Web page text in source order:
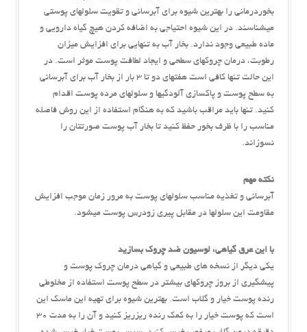
بخوردرمانی را بهترین شیوه برای آبرسانی و تقویت سلولهای پوستی
میشناسند. در این شیوه احتیاجی به اضافه کردن هیچ گیاه دارویی و
ماده طبیعی وجود ندارد. بخار آب به تنهایی برای افزایش میزان
رطوبت، درمان چروکهای سطحی و ایجاد لطافت پوست موثر است. در
این حالت تنها کافی است هفتهای دو تا 3 بار از بخار آب برای آبرسانی
به سطح پوست و پاکسازی آلودگیها و سلولهای مرده پوست اقدام
کنید. تنها باید مراقب باشید که به هنگام استفاده از این روش فاصله
مناسب را با ظرف بخور حفظ کنید تا بخار آب پوست صورتتان را
نسوزاند.
نکته مهم
آبرسانی و تغذیه مناسب سلولهای پوست به مرور زمان موجب افزایش
مقاومت این سلولها در مقابل پیری زودرس پوست میشود.
با این عرق گیاهی، لوسیون ضد چروک بسازید
یکی دیگر از نسخه های طبیعی و گیاهی درمان چروک پوست و
پیشگیری از بروز چروکهای بیشتر در سطح پوست استفاده از مخلوطی
رنده پوست خیار و گلاب است. بهترین شیوه برای تهیه این ماسک این
است که پوست خیار را به کمک رنده ریزریز کنید و آن را به مدت 30